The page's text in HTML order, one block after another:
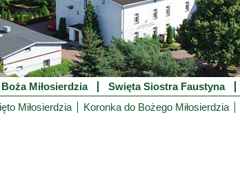
Boża Miłosierdzia Swięta Siostra Faustyna
Miłosierdzia Koronka do Bożego Miłosierdzia